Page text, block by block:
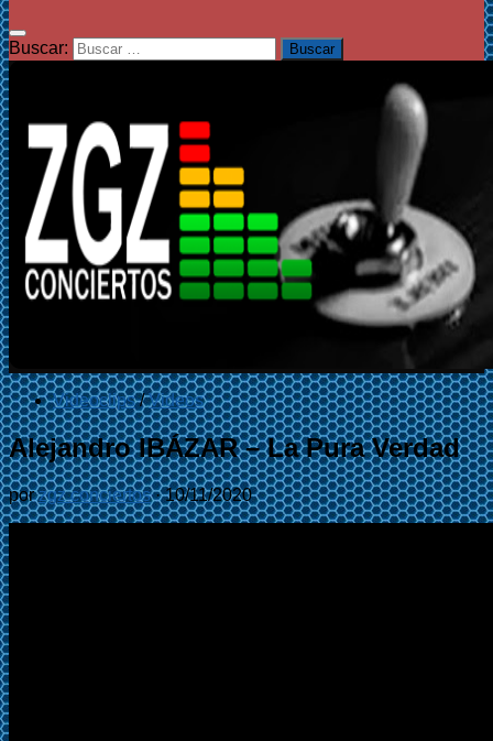
Buscar:
Videoclips / Videos
Alejandro IBÁZAR – La Pura Verdad
porzgz conciertos ·10/11/2020